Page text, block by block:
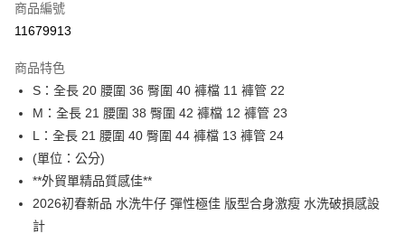
超商取貨付款
ATM付款
運送方式
全家付款取貨
每筆NT$85，滿NT$1,200(含以上)免運費
付款後全家取貨
商品編號
11679913
商品特色
S：全長 20 腰圍 36 臀圍 40 褲檔 11 褲管 22
M：全長 21 腰圍 38 臀圍 42 褲檔 12 褲管 23
L：全長 21 腰圍 40 臀圍 44 褲檔 13 褲管 24
(單位：公分)
**外貿單精品質感佳**
2026初春新品 水洗牛仔 彈性極佳 版型合身激瘦 水洗破損感設
計